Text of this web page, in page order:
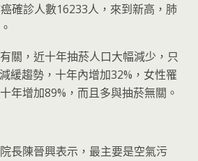
確診人數16233人，來到新高，肺
關，近十年抽菸人口大幅減少，只
緩趨勢，十年內增加32%，女性罹
年增加89%，而且多與抽菸無關。
長陳晉興表示，最主要是空氣污